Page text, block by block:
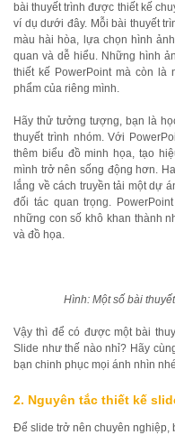
bài thuyết trình được thiết kế
ví dụ dưới đây. Mỗi bài thuyết
màu hài hòa, lựa chọn hình
quan và dễ hiểu. Những hình
thiết kế PowerPoint mà còn
phẩm của riêng mình.
Hãy thử tưởng tượng, bạn là
thuyết trình nhóm. Với
thêm biểu đồ minh họa, tạo
mình trở nên sống động hơn.
lắng về cách truyền tải một dự
đối tác quan trọng.
những con số khô khan thành
và đồ họa.
Hình: Một số bài
Vậy thì để có được một bài
Slide như thế nào nhỉ? Hãy
bạn chinh phục mọi ánh nhìn
2. Nguyên tắc thiết kế
Để slide trở nên chuyên nghiệp,